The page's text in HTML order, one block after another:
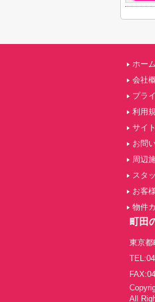
ホーム
会社
プラ
利用
サイ
お問
周辺
スタ
お客
物件
町田
東京都
All